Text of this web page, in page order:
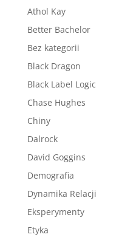
Athol Kay
Better Bachelor
Bez kategorii
Black Dragon
Black Label Logic
Chase Hughes
Chiny
Dalrock
David Goggins
Demografia
Dynamika Relacji
Eksperymenty
Etyka